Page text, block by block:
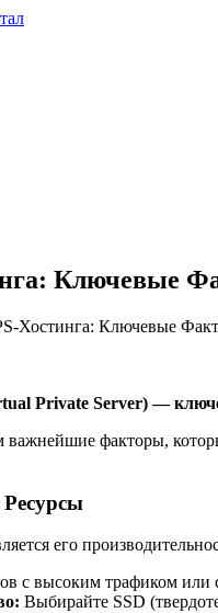
Ключевые
Хостинга: Ключевые
Private Server) —
важнейшие факторы,
его
с высоким трафиком
Выбирайте SSD